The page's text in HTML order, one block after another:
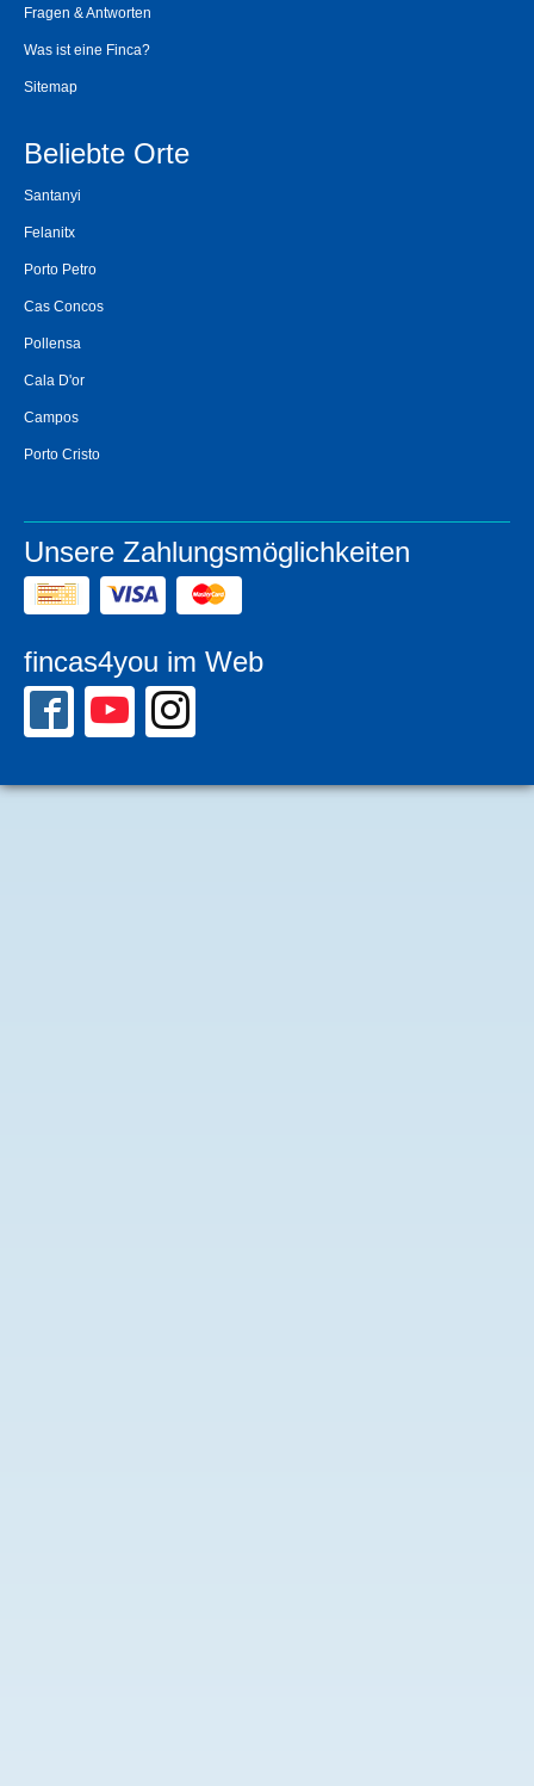
Fragen & Antworten
Was ist eine Finca?
Sitemap
Beliebte Orte
Santanyi
Felanitx
Porto Petro
Cas Concos
Pollensa
Cala D'or
Campos
Porto Cristo
Unsere Zahlungsmöglichkeiten
fincas4you im Web